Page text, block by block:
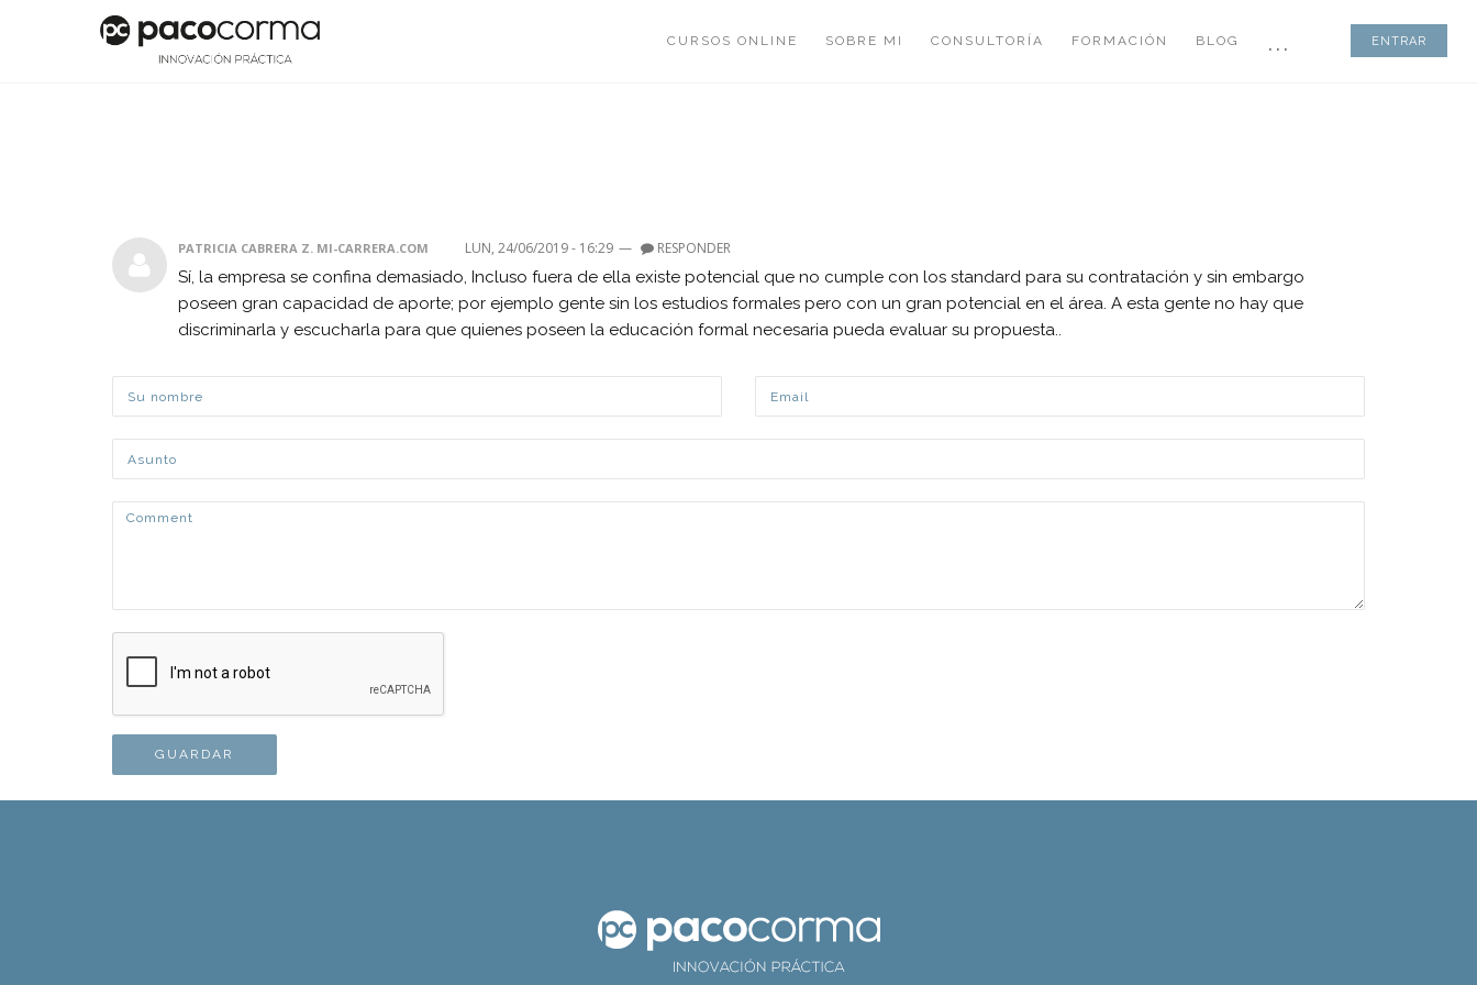
CURSOS ONLINE SOBRE MI CONSULTORÍA FORMACIÓN BLOG ... ENTRAR
PATRICIA CABRERA Z. MI-CARRERA.COM LUN, 24/06/2019 - 16:29 — RESPONDER
Sí, la empresa se confina demasiado, Incluso fuera de ella existe potencial que no cumple con los standard para su contratación y sin embargo
poseen gran capacidad de aporte; por ejemplo gente sin los estudios formales pero con un gran potencial en el área. A esta gente no hay que
discriminarla y escucharla para que quienes poseen la educación formal necesaria pueda evaluar su propuesta..